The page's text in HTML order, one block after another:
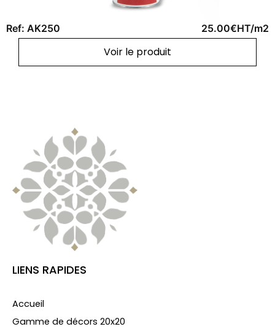
Ref: AK250 25.00€HT/m2
Voir le produit
LIENS RAPIDES
Accueil
Gamme de décors 20x20